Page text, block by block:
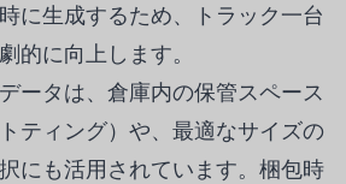
に生成するため、トラック一台
的に向上します。
ータは、倉庫内の保管スペース
ティング）や、最適なサイズの
にも活用されています。梱包時